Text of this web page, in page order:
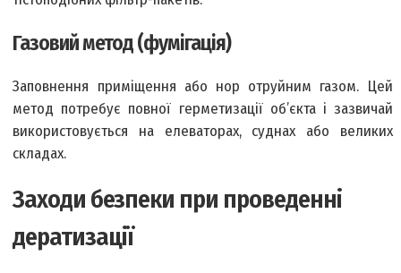
Газовий метод (фумігація)
Заповнення приміщення або нор отруйним газом. Цей
метод потребує повної герметизації об’єкта і зазвичай
використовується на елеваторах, суднах або великих
складах.
Заходи безпеки при проведенні
дератизації